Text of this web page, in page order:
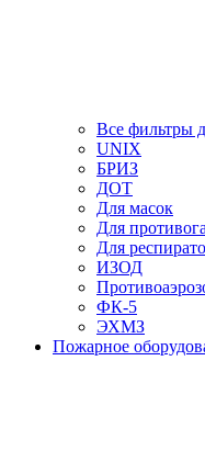
Все фильтры
UNIX
БРИЗ
ДОТ
Для масок
Для
Для
ИЗОД
ФК-5
ЭХМЗ
Пожарное